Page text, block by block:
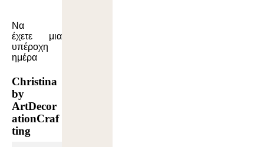
Να
έχετε μια
υπέροχη
ημέρα
Christina
by
ArtDecor
ationCraf
ting